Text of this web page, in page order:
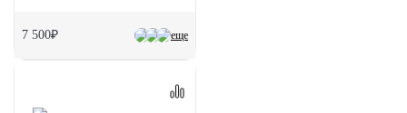
еще
7 500₽